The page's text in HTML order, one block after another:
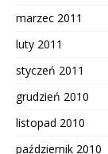
marzec 2011
luty 2011
styczeń 2011
grudzień 2010
listopad 2010
październik 2010